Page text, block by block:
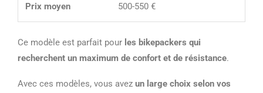
Prix moyen 500-550 €
Ce modèle est parfait pour les bikepackers qui
recherchent un maximum de confort et de résistance.
Avec ces modèles, vous avez un large choix selon vos